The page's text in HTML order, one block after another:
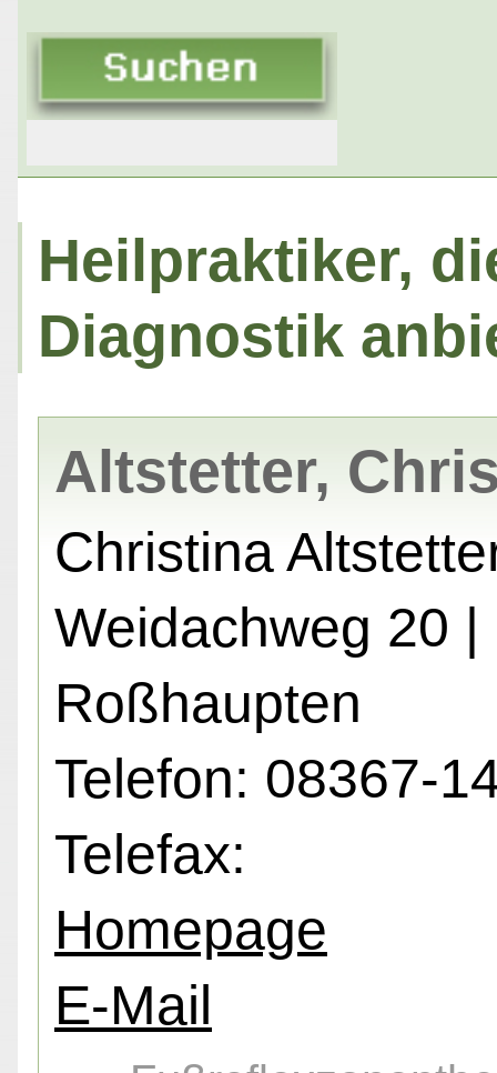
Heilpraktiker,
Diagnostik
Altstetter,
Christina
Weidachweg 20 |
Roßhaupten
Telefon: 08367-
Telefax:
Homepage
E-Mail